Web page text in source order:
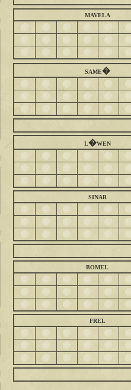
mavela
same�
l�wen
sinar
bomel
frel